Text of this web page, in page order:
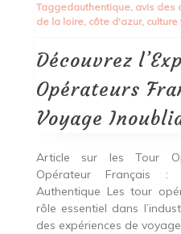
Taggedauthentique, avis des
de la loire, côte d'azur,
Découvrez
Opérateurs
Voyage
Article sur les Tour
Opérateur Français :
Authentique Les tour
rôle essentiel dans
des expériences de